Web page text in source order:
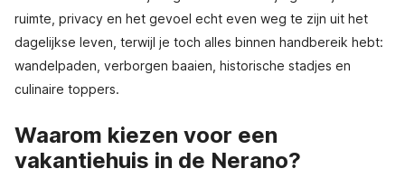
ruimte, privacy en het gevoel echt even weg te zijn uit het
dagelijkse leven, terwijl je toch alles binnen handbereik hebt:
wandelpaden, verborgen baaien, historische stadjes en
culinaire toppers.
Waarom kiezen voor een
vakantiehuis in de Nerano?